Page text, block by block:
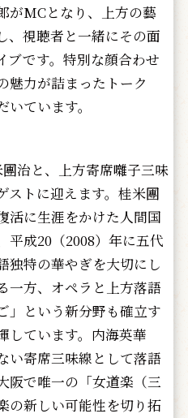
がMCとなり、上方の藝
、視聴者と一緒にその面
ブです。特別な顔合わせ
魅力が詰まったトーク
ています。
治と、上方寄席囃子三味
ストに迎えます。桂米團
活に生涯をかけた人間国
平成20（2008）年に五代
独特の華やぎを大切にし
一方、オペラと上方落語
」という新分野も確立す
しています。内海英華
い寄席三味線として落語
阪で唯一の「女道楽（三
の新しい可能性を切り拓